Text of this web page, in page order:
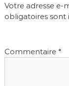
t
n
Votre adresse e-
obligatoires sont
Commentaire *